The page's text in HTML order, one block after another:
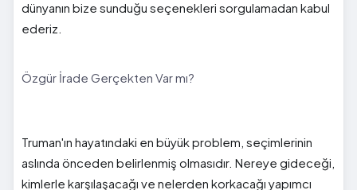
dünyanın bize sunduğu seçenekleri sorgulamadan kabul
ederiz.
Özgür İrade Gerçekten Var mı?
Truman'ın hayatındaki en büyük problem, seçimlerinin
aslında önceden belirlenmiş olmasıdır. Nereye gideceği,
kimlerle karşılaşacağı ve nelerden korkacağı yapımcı